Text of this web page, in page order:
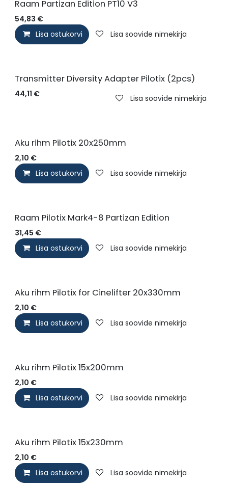
Raam Partizan Edition PT10 V3
54,83 €
Lisa ostukorvi
Lisa soovide nimekirja
Transmitter Diversity Adapter Pilotix (2pcs)
44,11 € Lisa soovide nimekirja
Aku rihm Pilotix 20x250mm
2,10 €
Lisa ostukorvi
Lisa soovide nimekirja
Raam Pilotix Mark4-8 Partizan Edition
31,45 €
Lisa ostukorvi
Lisa soovide nimekirja
Aku rihm Pilotix for Cinelifter 20x330mm
2,10 €
Lisa ostukorvi
Lisa soovide nimekirja
Aku rihm Pilotix 15x200mm
2,10 €
Lisa ostukorvi
Lisa soovide nimekirja
Aku rihm Pilotix 15x230mm
2,10 €
Lisa ostukorvi
Lisa soovide nimekirja